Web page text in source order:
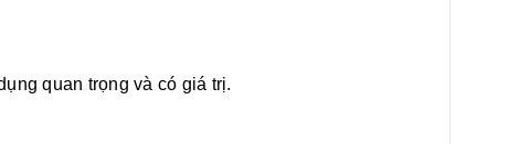
quan trọng và có giá trị.